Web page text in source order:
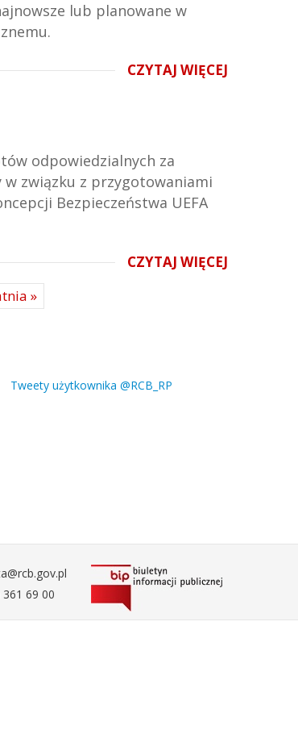
lub planowane w
CZYTAJ WIĘCEJ
odpowiedzialnych za
w związku z przygotowaniami
Bezpieczeństwa UEFA
CZYTAJ WIĘCEJ
»
Tweety użytkownika @RCB_RP
69 00